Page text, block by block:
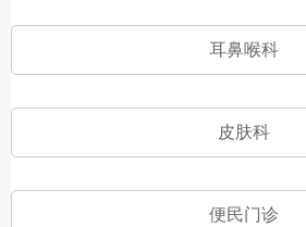
耳鼻喉科
皮肤科
便民门诊